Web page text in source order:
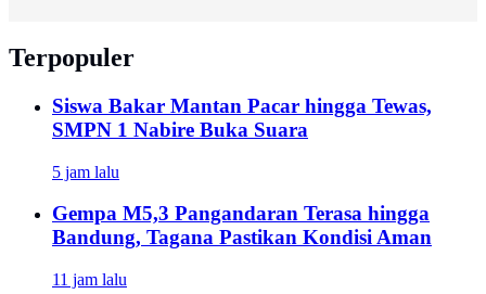
Terpopuler
Siswa Bakar Mantan Pacar hingga Tewas,
SMPN 1 Nabire Buka Suara
5 jam lalu
Gempa M5,3 Pangandaran Terasa hingga
Bandung, Tagana Pastikan Kondisi Aman
11 jam lalu